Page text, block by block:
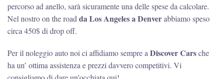
percorso ad anello, sarà sicuramente una delle spese da calcolare.
Nel nostro on the roadda Los Angeles a Denverabbiamo speso
circa 450$ di drop off.
Per il noleggio auto noi ci affidiamo sempre aDiscover Carsche
ha un’ ottima assistenza e prezzi davvero competitivi. Vi